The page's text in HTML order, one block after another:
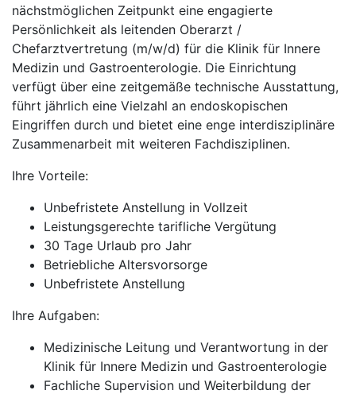
nächstmöglichen Zeitpunkt eine engagierte
Persönlichkeit als leitenden Oberarzt /
Chefarztvertretung (m/w/d) für die Klinik für Innere
Medizin und Gastroenterologie. Die Einrichtung
verfügt über eine zeitgemäße technische Ausstattung,
führt jährlich eine Vielzahl an endoskopischen
Eingriffen durch und bietet eine enge interdisziplinäre
Zusammenarbeit mit weiteren Fachdisziplinen.
Ihre Vorteile:
Unbefristete Anstellung in Vollzeit
Leistungsgerechte tarifliche Vergütung
30 Tage Urlaub pro Jahr
Betriebliche Altersvorsorge
Unbefristete Anstellung
Ihre Aufgaben:
Medizinische Leitung und Verantwortung in der
Klinik für Innere Medizin und Gastroenterologie
Fachliche Supervision und Weiterbildung der